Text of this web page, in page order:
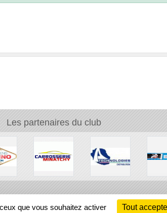
Les partenaires du club
que vous souhaitez activer Tout